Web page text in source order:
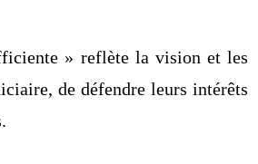
» reflète la vision et les
de défendre leurs intérêts